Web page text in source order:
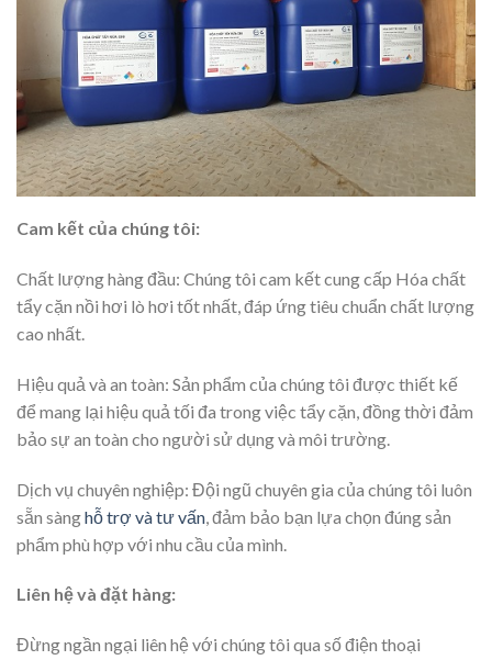
Cam kết của chúng tôi:
Chất lượng hàng đầu: Chúng tôi cam kết cung cấp Hóa chất
tẩy cặn nồi hơi lò hơi tốt nhất, đáp ứng tiêu chuẩn chất lượng
cao nhất.
Hiệu quả và an toàn: Sản phẩm của chúng tôi được thiết kế
để mang lại hiệu quả tối đa trong việc tẩy cặn, đồng thời đảm
bảo sự an toàn cho người sử dụng và môi trường.
Dịch vụ chuyên nghiệp: Đội ngũ chuyên gia của chúng tôi luôn
sẵn sànghỗ trợ và tư vấn , đảm bảo bạn lựa chọn đúng sản
phẩm phù hợp với nhu cầu của mình.
Liên hệ và đặt hàng:
Đừng ngần ngại liên hệ với chúng tôi qua số điện thoại